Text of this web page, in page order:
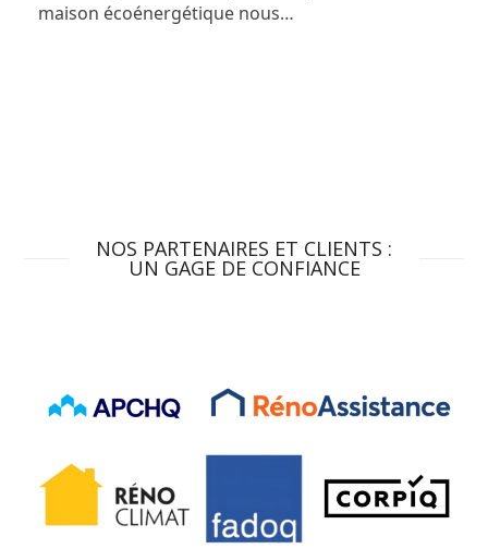
maison écoénergétique nous…
NOS PARTENAIRES ET CLIENTS :
UN GAGE DE CONFIANCE